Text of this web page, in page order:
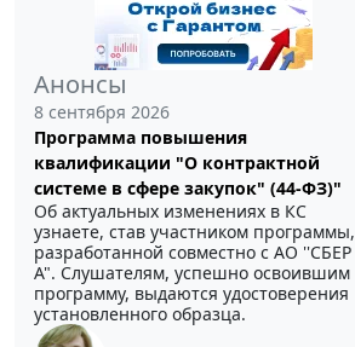
Анонсы
8 сентября 2026
Программа повышения
квалификации "О контрактной
системе в сфере закупок" (44-ФЗ)"
Об актуальных изменениях в КС
узнаете, став участником программы,
разработанной совместно с АО ''СБЕР
А". Слушателям, успешно освоившим
программу, выдаются удостоверения
установленного образца.